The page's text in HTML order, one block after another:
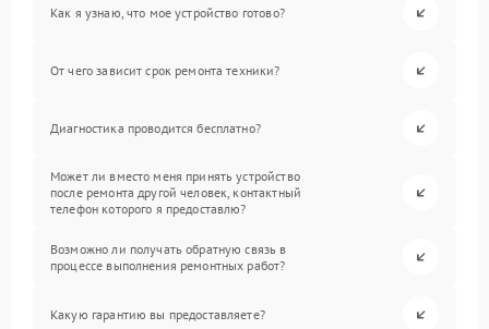
Как я узнаю, что мое устройство готово?
От чего зависит срок ремонта техники?
Диагностика проводится бесплатно?
Может ли вместо меня принять устройство
после ремонта другой человек, контактный
телефон которого я предоставлю?
Возможно ли получать обратную связь в
процессе выполнения ремонтных работ?
Какую гарантию вы предоставляете?